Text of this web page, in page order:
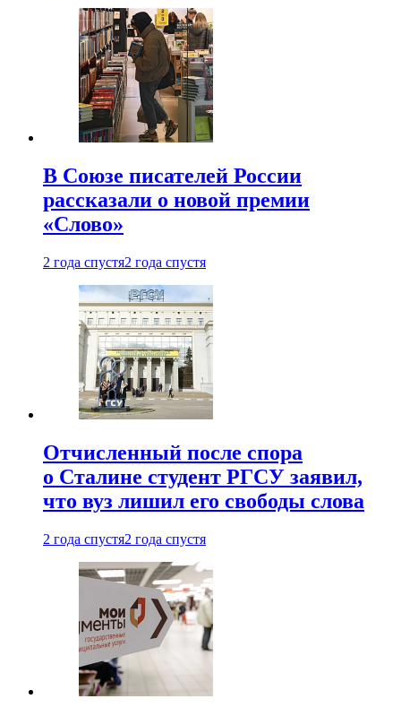
В Союзе писателей России
рассказали о новой премии
«Слово»
2 года спустя2 года спустя
Отчисленный после спора
о Сталине студент РГСУ заявил,
что вуз лишил его свободы слова
2 года спустя2 года спустя